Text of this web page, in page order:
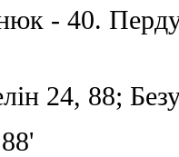
- 40.
24, 88;